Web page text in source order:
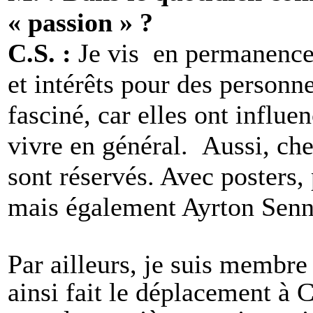
« passion » ?
C.S. : Je vis en
et intérêts pour des
fasciné, car elles ont
vivre en général. Aussi,
sont réservés. Avec
mais également Ayrton
Par ailleurs, je suis
ainsi fait le déplacement à